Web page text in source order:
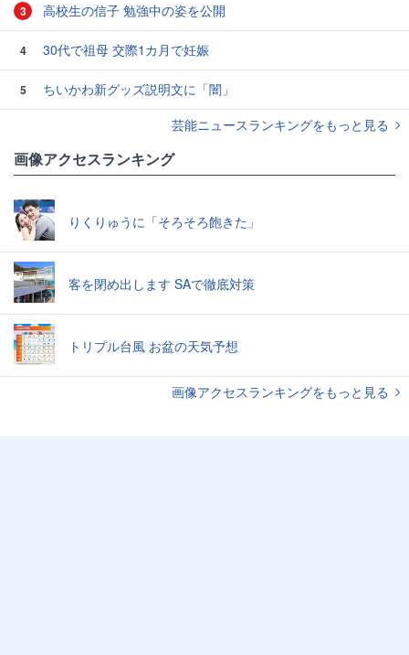
3 高校生の信子 勉強中の姿を公開
4 30代で祖母 交際1カ月で妊娠
5
ちいかわ新グッズ説明文に「闇」
芸能ニュースランキングをもっと見る
画像アクセスランキング
りくりゅうに「そろそろ飽きた」
客を閉め出します SAで徹底対策
トリプル台風 お盆の天気予想
画像アクセスランキングをもっと見る